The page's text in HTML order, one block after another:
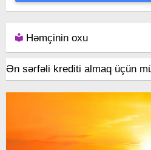
Həmçinin oxu
Ən sərfəli krediti almaq üçün